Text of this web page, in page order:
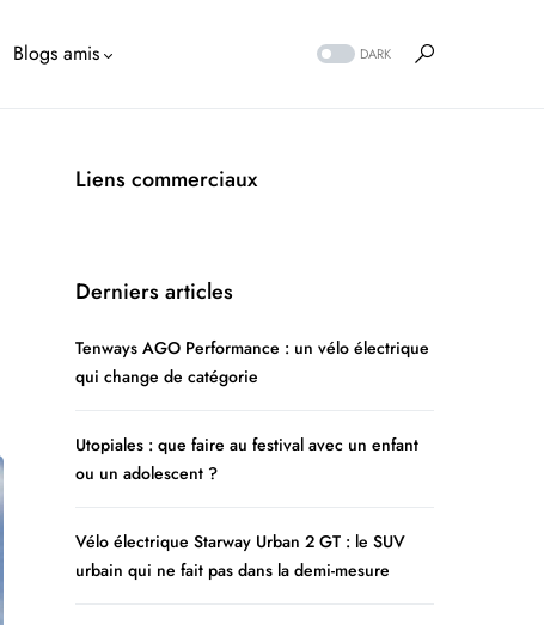
Blogs amis DARK
Liens commerciaux
Derniers articles
Tenways AGO Performance : un vélo électrique
qui change de catégorie
Utopiales : que faire au festival avec un enfant
ou un adolescent ?
Vélo électrique Starway Urban 2 GT : le SUV
urbain qui ne fait pas dans la demi-mesure